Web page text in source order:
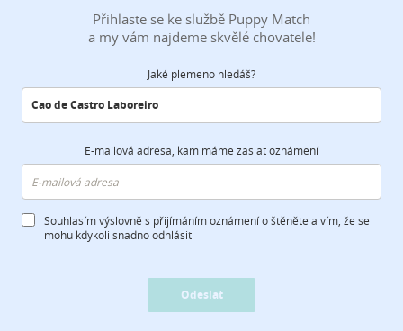
Přihlaste se ke službě Puppy Match
a my vám najdeme skvělé chovatele!
Jaké plemeno hledáš?
E-mailová adresa, kam máme zaslat oznámení
Souhlasím výslovně s přijímáním oznámení o štěněte a vím, že se
mohu kdykoli snadno odhlásit
Odeslat